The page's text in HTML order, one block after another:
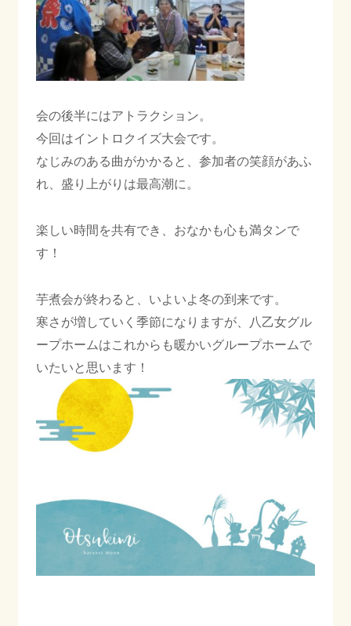
会の後半にはアトラクション。
今回はイントロクイズ大会です。
なじみのある曲がかかると、参加者の笑顔があふ
れ、盛り上がりは最高潮に。
楽しい時間を共有でき、おなかも心も満タンで
す！
芋煮会が終わると、いよいよ冬の到来です。
寒さが増していく季節になりますが、八乙女グル
ープホームはこれからも暖かいグループホームで
いたいと思います！